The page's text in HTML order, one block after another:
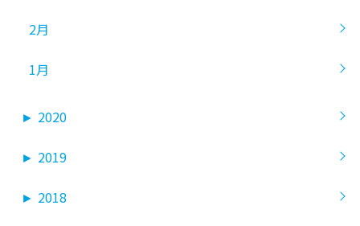
2月
1月
► 2020
► 2019
► 2018